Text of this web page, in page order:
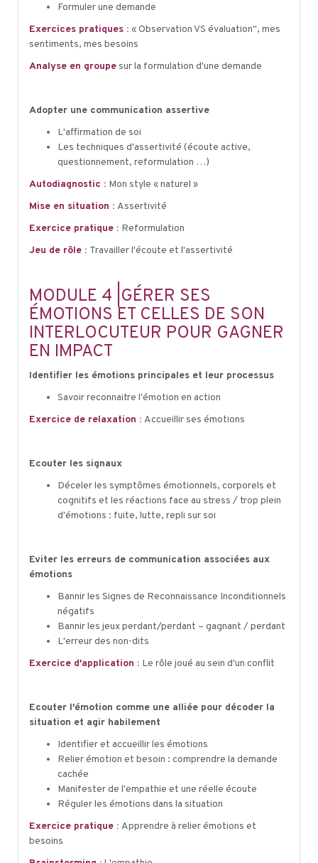
Formuler une demande
Exercices pratiques : « Observation VS évaluation", mes
sentiments, mes besoins
Analyse en groupe sur la formulation d'une demande
Adopter une communication assertive
L'affirmation de soi
Les techniques d'assertivité (écoute active,
questionnement, reformulation …)
Autodiagnostic : Mon style « naturel »
Mise en situation : Assertivité
Exercice pratique : Reformulation
Jeu de rôle : Travailler l'écoute et l'assertivité
MODULE 4 |GÉRER SES
ÉMOTIONS ET CELLES DE SON
INTERLOCUTEUR POUR GAGNER
EN IMPACT
Identifier les émotions principales et leur processus
Savoir reconnaitre l'émotion en action
Exercice de relaxation : Accueillir ses émotions
Ecouter les signaux
Déceler les symptômes émotionnels, corporels et
cognitifs et les réactions face au stress / trop plein
d'émotions : fuite, lutte, repli sur soi
Eviter les erreurs de communication associées aux
émotions
Bannir les Signes de Reconnaissance Inconditionnels
négatifs
Bannir les jeux perdant/perdant – gagnant / perdant
L'erreur des non-dits
Exercice d'application : Le rôle joué au sein d'un conflit
Ecouter l'émotion comme une alliée pour décoder la
situation et agir habilement
Identifier et accueillir les émotions
Relier émotion et besoin : comprendre la demande
cachée
Manifester de l'empathie et une réelle écoute
Réguler les émotions dans la situation
Exercice pratique : Apprendre à relier émotions et
besoins